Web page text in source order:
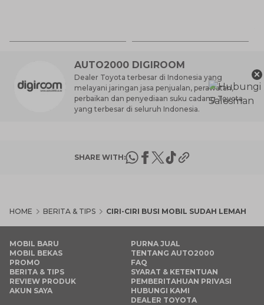
AUTO2000 DIGIROOM
Dealer Toyota terbesar di Indonesia yang
melayani jaringan jasa penjualan, perawatan,
perbaikan dan penyediaan suku cadang Toyota
yang terbesar di seluruh Indonesia.
SHARE WITH:
HOME BERITA & TIPS CIRI-CIRI BUSI MOBIL SUDAH LEMAH
×
MOBIL BARU
MOBIL BEKAS
PROMO
BERITA & TIPS
REVIEW PRODUK
AKUN SAYA
PURNA JUAL
TENTANG AUTO2000
FAQ
SYARAT & KETENTUAN
PEMBERITAHUAN PRIVASI
HUBUNGI KAMI
DEALER TOYOTA